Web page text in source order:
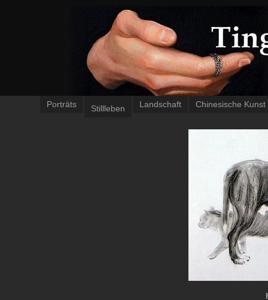
Porträts Stillleben Landschaft Chinesische Kunst